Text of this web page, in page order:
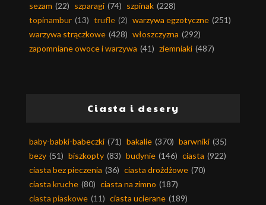
sezam (22) szparagi (74) szpinak (228)
topinambur (13) trufle (2) warzywa egzotyczne (251)
warzywa strączkowe (428) włoszczyzna (292)
zapomniane owoce i warzywa (41) ziemniaki (487)
Ciasta i desery
baby-babki-babeczki (71) bakalie (370) barwniki (35)
bezy (51) biszkopty (83) budynie (146) ciasta (922)
ciasta bez pieczenia (36) ciasta drożdżowe (70)
ciasta kruche (80) ciasta na zimno (187)
ciasta piaskowe (11) ciasta ucierane (189)